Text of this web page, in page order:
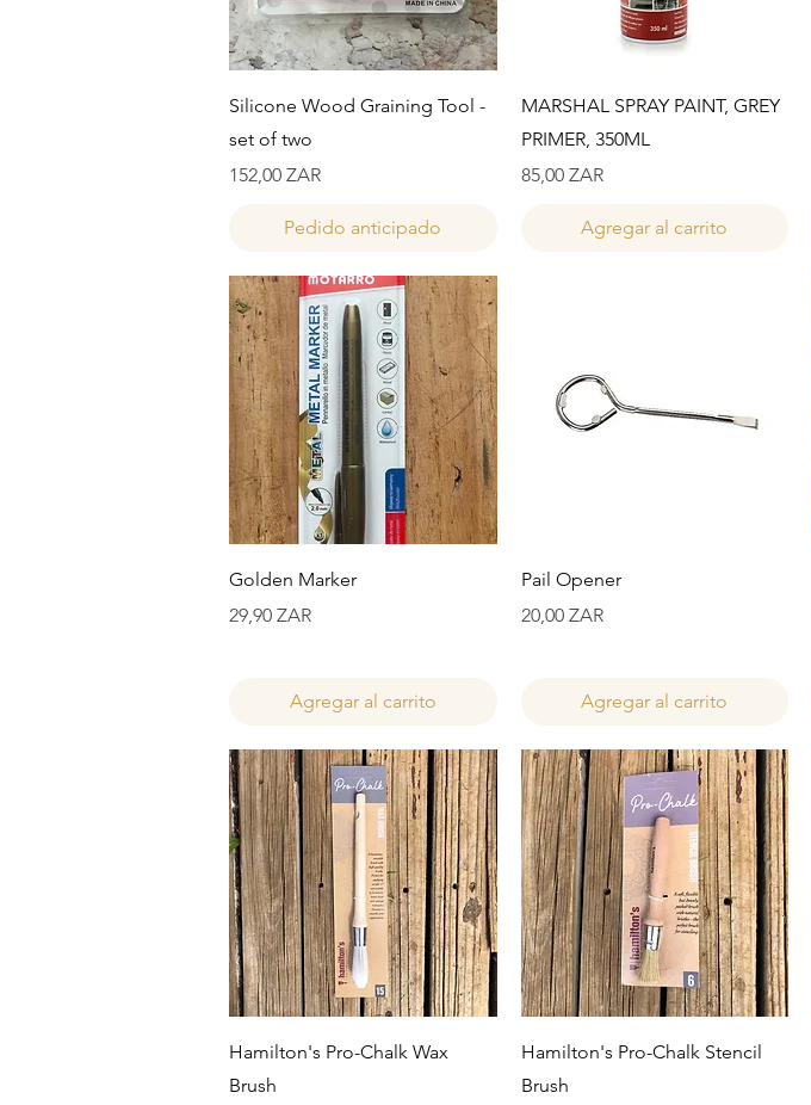
Vista rápida
Silicone Wood Graining Tool -
set of two
Precio
152,00 ZAR
Pedido anticipado
Vista rápida
MARSHAL SPRAY PAINT, GREY
PRIMER, 350ML
Precio
85,00 ZAR
Agregar al carrito
Vista rápida
Golden Marker
Precio
29,90 ZAR
Agregar al carrito
Vista rápida
Pail Opener
Precio
20,00 ZAR
Agregar al carrito
Vista rápida
Hamilton's Pro-Chalk Wax
Brush
Vista rápida
Hamilton's Pro-Chalk Stencil
Brush